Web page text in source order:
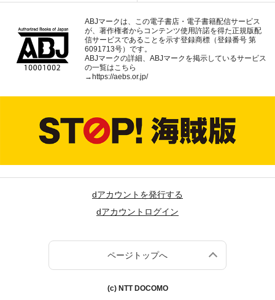
ABJマークは、この電子書店・電子書籍配信サービス
が、著作権者からコンテンツ使用許諾を得た正規版配
信サービスであることを示す登録商標（登録番号 第
6091713号）です。
ABJマークの詳細、ABJマークを掲示しているサービス
の一覧はこちら
→https://aebs.or.jp/
dアカウントを発行する
dアカウントログイン
ページトップへ
(c) NTT DOCOMO